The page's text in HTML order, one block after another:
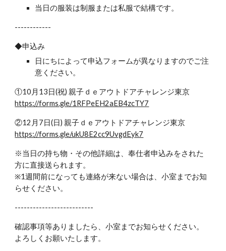
当日の服装は制服または私服で結構です。
------------
◆申込み
日にちによって申込フォームが異なりますのでご注
意ください。
①10月13日(祝) 親子ｄｅアウトドアチャレンジ東京
https://forms.gle/1RFPeEH2aEB4zcTY7
②12月7日(日) 親子ｄｅアウトドアチャレンジ東京
https://forms.gle/ukU8E2cc9UvgdEyk7
※当日の持ち物・その他詳細は、奉仕者申込みをされた
方に直接送られます。
※1週間前になっても連絡が来ない場合は、小室までお知
らせください。
--------------------------
確認事項等ありましたら、小室までお知らせください。
よろしくお願いたします。